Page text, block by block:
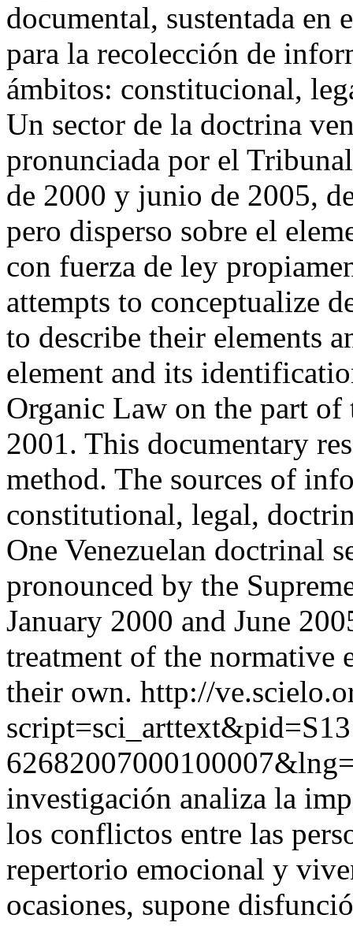
documental, sustentada en
para la recolección de
ámbitos: constitucional,
Un sector de la doctrina
pronunciada por el
de 2000 y junio de 2005,
pero disperso sobre el
con fuerza de ley
attempts to conceptualize
to describe their elements
element and its
Organic Law on the part
2001. This documentary
method. The sources of
constitutional, legal,
One Venezuelan doctrinal
pronounced by the
January 2000 and June
treatment of the normative
their own. http://
investigación analiza la
los conflictos entre las
repertorio emocional y
ocasiones, supone